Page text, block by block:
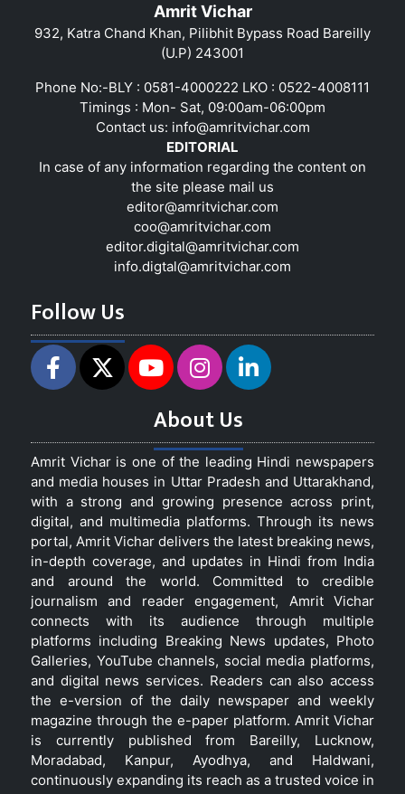
Amrit Vichar
932, Katra Chand Khan, Pilibhit Bypass Road Bareilly
(U.P) 243001
Phone No:-BLY : 0581-4000222 LKO : 0522-4008111
Timings : Mon- Sat, 09:00am-06:00pm
Contact us: info@amritvichar.com
EDITORIAL
In case of any information regarding the content on
the site please mail us
editor@amritvichar.com
coo@amritvichar.com
editor.digital@amritvichar.com
info.digtal@amritvichar.com
Follow Us
About Us
Amrit Vichar is one of the leading Hindi newspapers
and media houses in Uttar Pradesh and Uttarakhand,
with a strong and growing presence across print,
digital, and multimedia platforms. Through its news
portal, Amrit Vichar delivers the latest breaking news,
in-depth coverage, and updates in Hindi from India
and around the world. Committed to credible
journalism and reader engagement, Amrit Vichar
connects with its audience through multiple
platforms including Breaking News updates, Photo
Galleries, YouTube channels, social media platforms,
and digital news services. Readers can also access
the e-version of the daily newspaper and weekly
magazine through the e-paper platform. Amrit Vichar
is currently published from Bareilly, Lucknow,
Moradabad, Kanpur, Ayodhya, and Haldwani,
continuously expanding its reach as a trusted voice in